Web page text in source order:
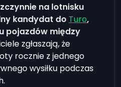
na lotnisku
kandydat do Turo,
pojazdów między
zgłaszają, że
rocznie z jednego
wysiłku podczas